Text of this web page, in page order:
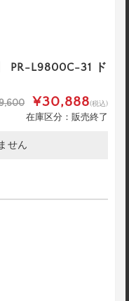
PR-L9800C-31 ド
¥30,888(税込)
在庫区分：販売終了
せん